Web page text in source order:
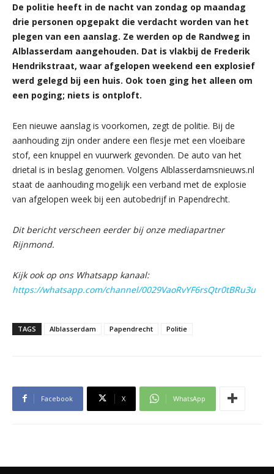
De politie heeft in de nacht van zondag op maandag
drie personen opgepakt die verdacht worden van het
plegen van een aanslag. Ze werden op de Randweg in
Alblasserdam aangehouden. Dat is vlakbij de Frederik
Hendrikstraat, waar afgelopen weekend een explosief
werd gelegd bij een huis. Ook toen ging het alleen om
een poging; niets is ontploft.
Een nieuwe aanslag is voorkomen, zegt de politie. Bij de
aanhouding zijn onder andere een flesje met een vloeibare
stof, een knuppel en vuurwerk gevonden. De auto van het
drietal is in beslag genomen. Volgens Alblasserdamsnieuws.nl
staat de aanhouding mogelijk een verband met de explosie
van afgelopen week bij een autobedrijf in Papendrecht.
Dit bericht verscheen eerder bij onze mediapartner
Rijnmond.
Kijk ook op ons Whatsapp kanaal:
https://whatsapp.com/channel/0029VaoRvYF6rsQtr0tBRu3u
TAGS Alblasserdam Papendrecht Politie
Facebook X WhatsApp